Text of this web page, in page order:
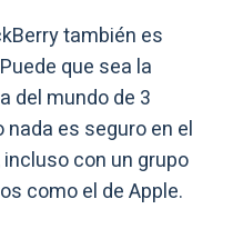
también es
que sea la
del mundo de 3
nada es seguro en el
con un grupo
como el de Apple.